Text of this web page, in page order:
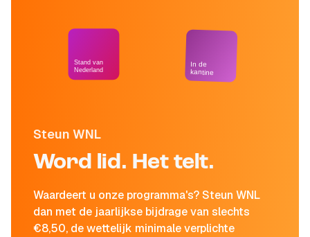
Steun WNL
Word lid. Het telt.
Waardeert u onze programma's? Steun WNL
dan met de jaarlijkse bijdrage van slechts
€8,50, de wettelijk minimale verplichte
Stand van
Nederland
In de
kantine